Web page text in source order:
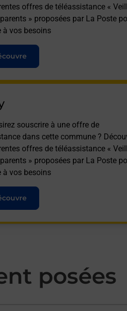
offres de téléassistance «
» proposées par La Poste
à vos besoins
souscrire à une offre de
dans cette commune ?
offres de téléassistance «
» proposées par La Poste
à vos besoins
posées